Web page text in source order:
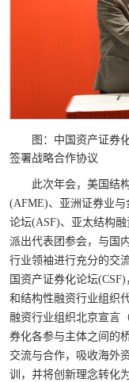
图：中国资产证券
签署战略合作协议
此次年会，美国结
(AFME)、亚洲证券业
论坛(ASF)、亚太结构
派出代表团参会，与国
行业领袖进行充分的交
国资产证券化论坛(CSF)
和结构性融资行业组织
融资行业组织北京宣言
券化各参与主体之间的
交流与合作，吸收海外
训，并将创新理念转化